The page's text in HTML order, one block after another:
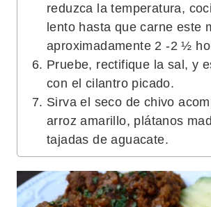
reduzca la temperatura,
lento hasta que carne este
aproximadamente 2 -2 ½
Pruebe, rectifique la sal, y
con el cilantro picado.
Sirva el seco de chivo
arroz amarillo, plátanos
tajadas de aguacate.